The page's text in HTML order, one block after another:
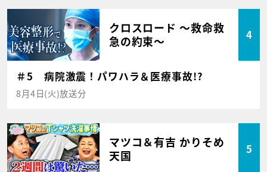
クロスロード ～救命救
急の約束～
4
＃5 病院激震！パワハラ＆医療事故!?
8月4日(火)放送分
マツコ＆有吉 かりそめ
天国
5